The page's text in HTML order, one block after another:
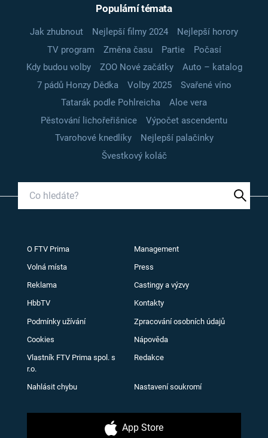
Populární témata
Jak zhubnout Nejlepší filmy 2024
Nejlepší horory
TV program
Změna času Partie
Počasí
Kdy budou volby
ZOO Nové začátky
Auto – katalog
7 pádů Honzy Dědka
Volby 2025
Svařené víno
Tatarák podle Pohlreicha
Aloe vera
Pěstování lichořeřišnice
Výpočet ascendentu
Tvarohové knedlíky
Nejlepší palačinky
Švestkový koláč
O FTV Prima Management
Volná místa Press
Reklama Castingy a výzvy
HbbTV Kontakty
Podmínky užívání Zpracování osobních údajů
Cookies Nápověda
Vlastník FTV Prima spol. s
r.o.
Redakce
Nahlásit chybu Nastavení soukromí
App Store